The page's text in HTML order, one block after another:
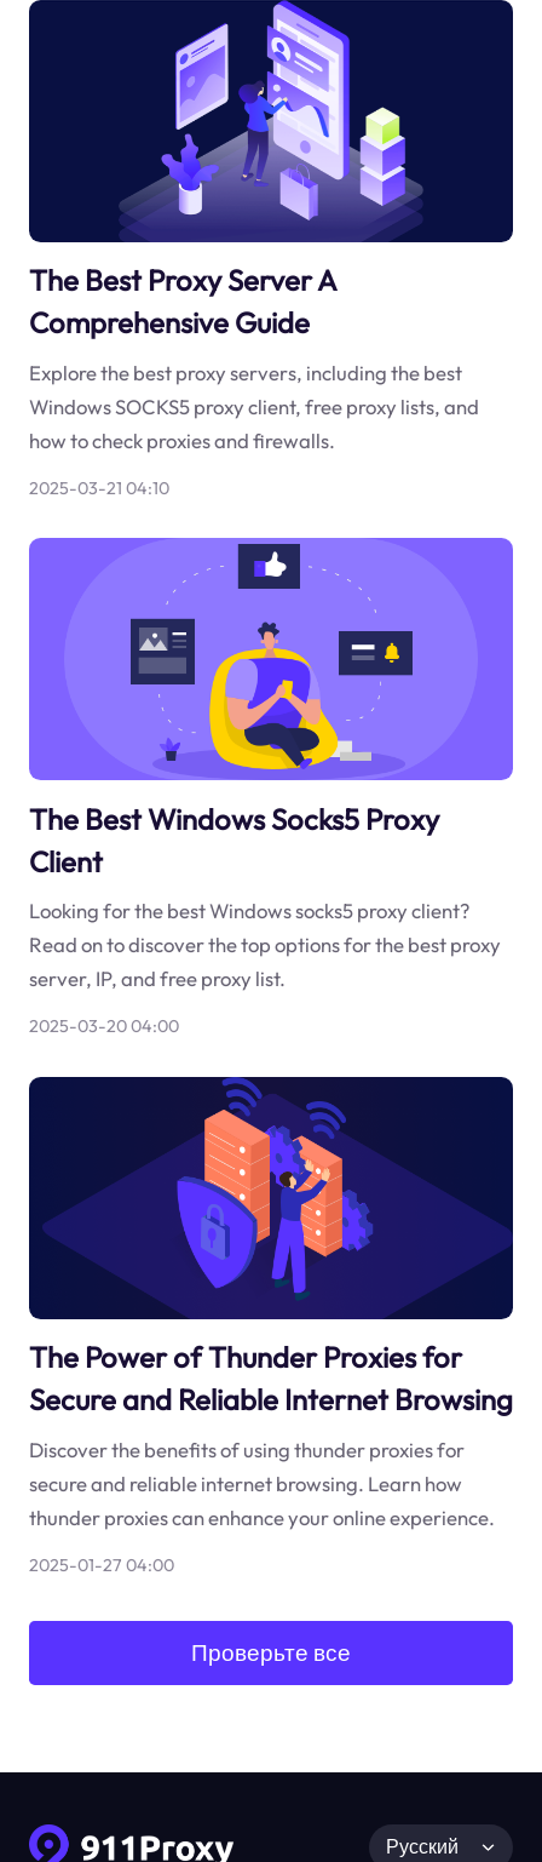
The Best Proxy Server A
Comprehensive Guide
Explore the best proxy servers, including the best
Windows SOCKS5 proxy client, free proxy lists, and
how to check proxies and firewalls.
2025-03-21 04:10
The Best Windows Socks5 Proxy
Client
Looking for the best Windows socks5 proxy client?
Read on to discover the top options for the best proxy
server, IP, and free proxy list.
2025-03-20 04:00
The Power of Thunder Proxies for
Secure and Reliable Internet Browsing
Discover the benefits of using thunder proxies for
secure and reliable internet browsing. Learn how
thunder proxies can enhance your online experience.
2025-01-27 04:00
Проверьте все
Русский